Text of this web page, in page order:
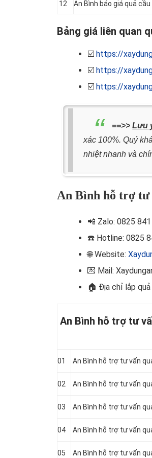
12 An Bình báo giá quả
Bảng giá liên quan
☑️ https://
☑️ https://
☑️ https://
==>>Lưu
xác 100%. Quý
nhiệt nhanh và
An Bình hỗ trợ tư
📲 Zalo: 0825
☎️ Hotline: 0825
🌐 Website:
💌 Mail:
🏠 Địa chỉ lắp
An Bình hỗ trợ tư
01 An Bình hỗ trợ tư vấn
02 An Bình hỗ trợ tư vấn
03 An Bình hỗ trợ tư vấn
04 An Bình hỗ trợ tư vấn
05 An Bình hỗ trợ tư vấn